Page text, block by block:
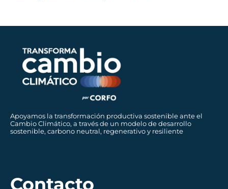
Apoyamos la transformación productiva sostenible ante el
Cambio Climático, a través de un modelo de desarrollo
sostenible, carbono neutral, regenerativo y resiliente
Contacto